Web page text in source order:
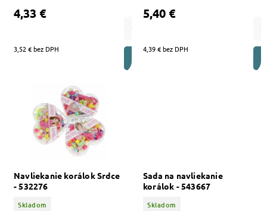
3,52 € bez DPH
4,33 €
4,39 € bez DPH
5,40 €
Navliekanie korálok Srdce
- 532276
Skladom
Sada na navliekanie
korálok - 543667
Skladom